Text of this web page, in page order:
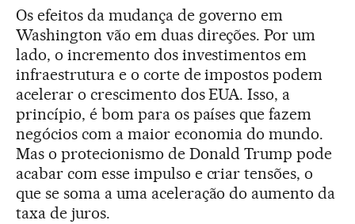
Os efeitos da mudança de governo em
Washington vão em duas direções. Por um
lado, o incremento dos investimentos em
infraestrutura e o corte de impostos podem
acelerar o crescimento dos EUA. Isso, a
princípio, é bom para os países que fazem
negócios com a maior economia do mundo.
Mas o protecionismo de Donald Trump pode
acabar com esse impulso e criar tensões, o
que se soma a uma aceleração do aumento da
taxa de juros.